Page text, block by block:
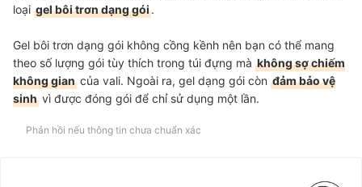
loại gel bôi trơn dạng gói.
Gel bôi trơn dạng gói không cồng kềnh nên bạn có thể mang
theo số lượng gói tùy thích trong túi đựng mà không sợ chiếm
không gian của vali. Ngoài ra, gel dạng gói còn đảm bảo vệ
sinh vì được đóng gói để chỉ sử dụng một lần.
Phản hồi nếu thông tin chưa chuẩn xác